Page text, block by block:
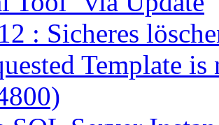
: Sicheres
Template